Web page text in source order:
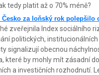
tedy platit až o 70% méně?
za loňský rok polepšilo
zveřejnila Index sociálního
politických,
signalizují obecnou
které by mohly mít zásadní
a investičních rozhodnutí.